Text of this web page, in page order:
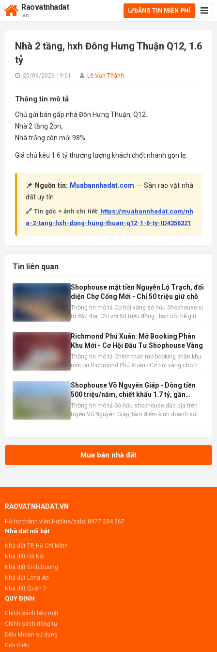
Raovatnhadat
.vn
ĐĂNG TIN MIỄN PHÍ
Nhà 2 tầng, hxh Đông Hưng Thuận Q12, 1.6
tỷ
20/06/2026 19:01 Lê Văn Thành
Thông tin mô tả
Chủ gửi bán gấp nhà Đôn Hưng Thuận, Q12.
Nhà 2 tầng 2pn,
Nhà trống còn mới 98%
Giá chủ kêu 1.6 tỷ thương lượng khách chốt nhanh gọn lẹ.
📌 Nguồn tin: Muabannhadat.com — Sàn rao vặt nhà
đất uy tín
🔗 Tin gốc + ảnh chi tiết: https://muabannhadat.com/nh
a-2-tang-hxh-dong-hung-thuan-q12-1-6-ty-ID4356321
Tin liên quan
Shophouse mặt tiền Nguyễn Lộ Trạch, đối
diện Chợ Cống Mới - Chỉ 50 triệu giữ chỗ
Thông tin mô tả Cơ hội vàng sở hữu Shophouse vị
trí đắc địa: Chỉ với 50 triệu đồng , bạn có thể giữ
mặt tiền Nguyễn Lộ Trạch, đối diện Chợ Cống Mới
sầm uất. Đây là thời điểm vàng để đầu tư trước khi
Richmond Phú Xuân: Mở Booking Phân
Khu Mới - Cơ Hội Đầu Tư Shophouse Vàng
Thông tin mô tả Chính thức mở booking phân khu
mới tại Richmond Phú Xuân - Cơ hội vàng cho nhà
Richmond Phú Xuân đang nổi lên như một lựa
chọn đầu tư và kinh doanh hấp dẫn. Thông tin sản
phẩm nổi bật: Vị trí đắ
Shophouse Võ Nguyên Giáp - Dòng tiền
500 triệu/năm, chiết khấu 1.7 tỷ, gần
AEON Mall
Thông tin mô tả Sở hữu shophouse đắc địa trên
tuyến Võ Nguyên Giáp, tâm điểm kinh doanh sôi
Mua bán nhà đất
RAOVATNHADAT.VN
Hỗ trợ thành viên Hotline/zalo: 0977 234 567
Nhà đất nổi bật
Nhà đất TP. Hồ Chí Minh
Nhà đất Hà Nội
Nhà đất Bình Dương
Nhà đất Long An
Nhà đất Quận 7
QUY ĐỊNH
Chính sách bảo mật
Chính sách riêng tư
Điều khoản sử dụng
Giới thiệu